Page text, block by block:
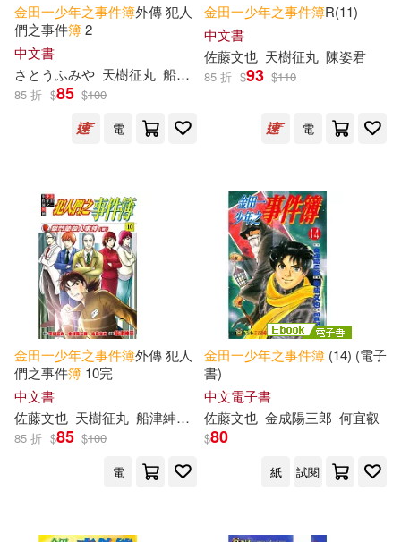
金田一少年之事件簿外傳 犯人
們之事件簿2
中文書
さとうふみや 天樹征丸 船津紳平 金成陽三郎
85 折 $85 $100
電
金田一少年之事件簿R(11)
中文書
佐藤文也 天樹征丸 陳姿君
85 折 $93 $110
電
金田一少年之事件簿外傳 犯人
們之事件簿 10完
中文書
佐藤文也 天樹征丸 船津紳平 金成陽三郎 陳姿君
85 折 $85 $100
電
金田一少年之事件簿 (14) (電子
書)
中文電子書
佐藤文也 金成陽三郎 何宜叡
$80
紙 試閱